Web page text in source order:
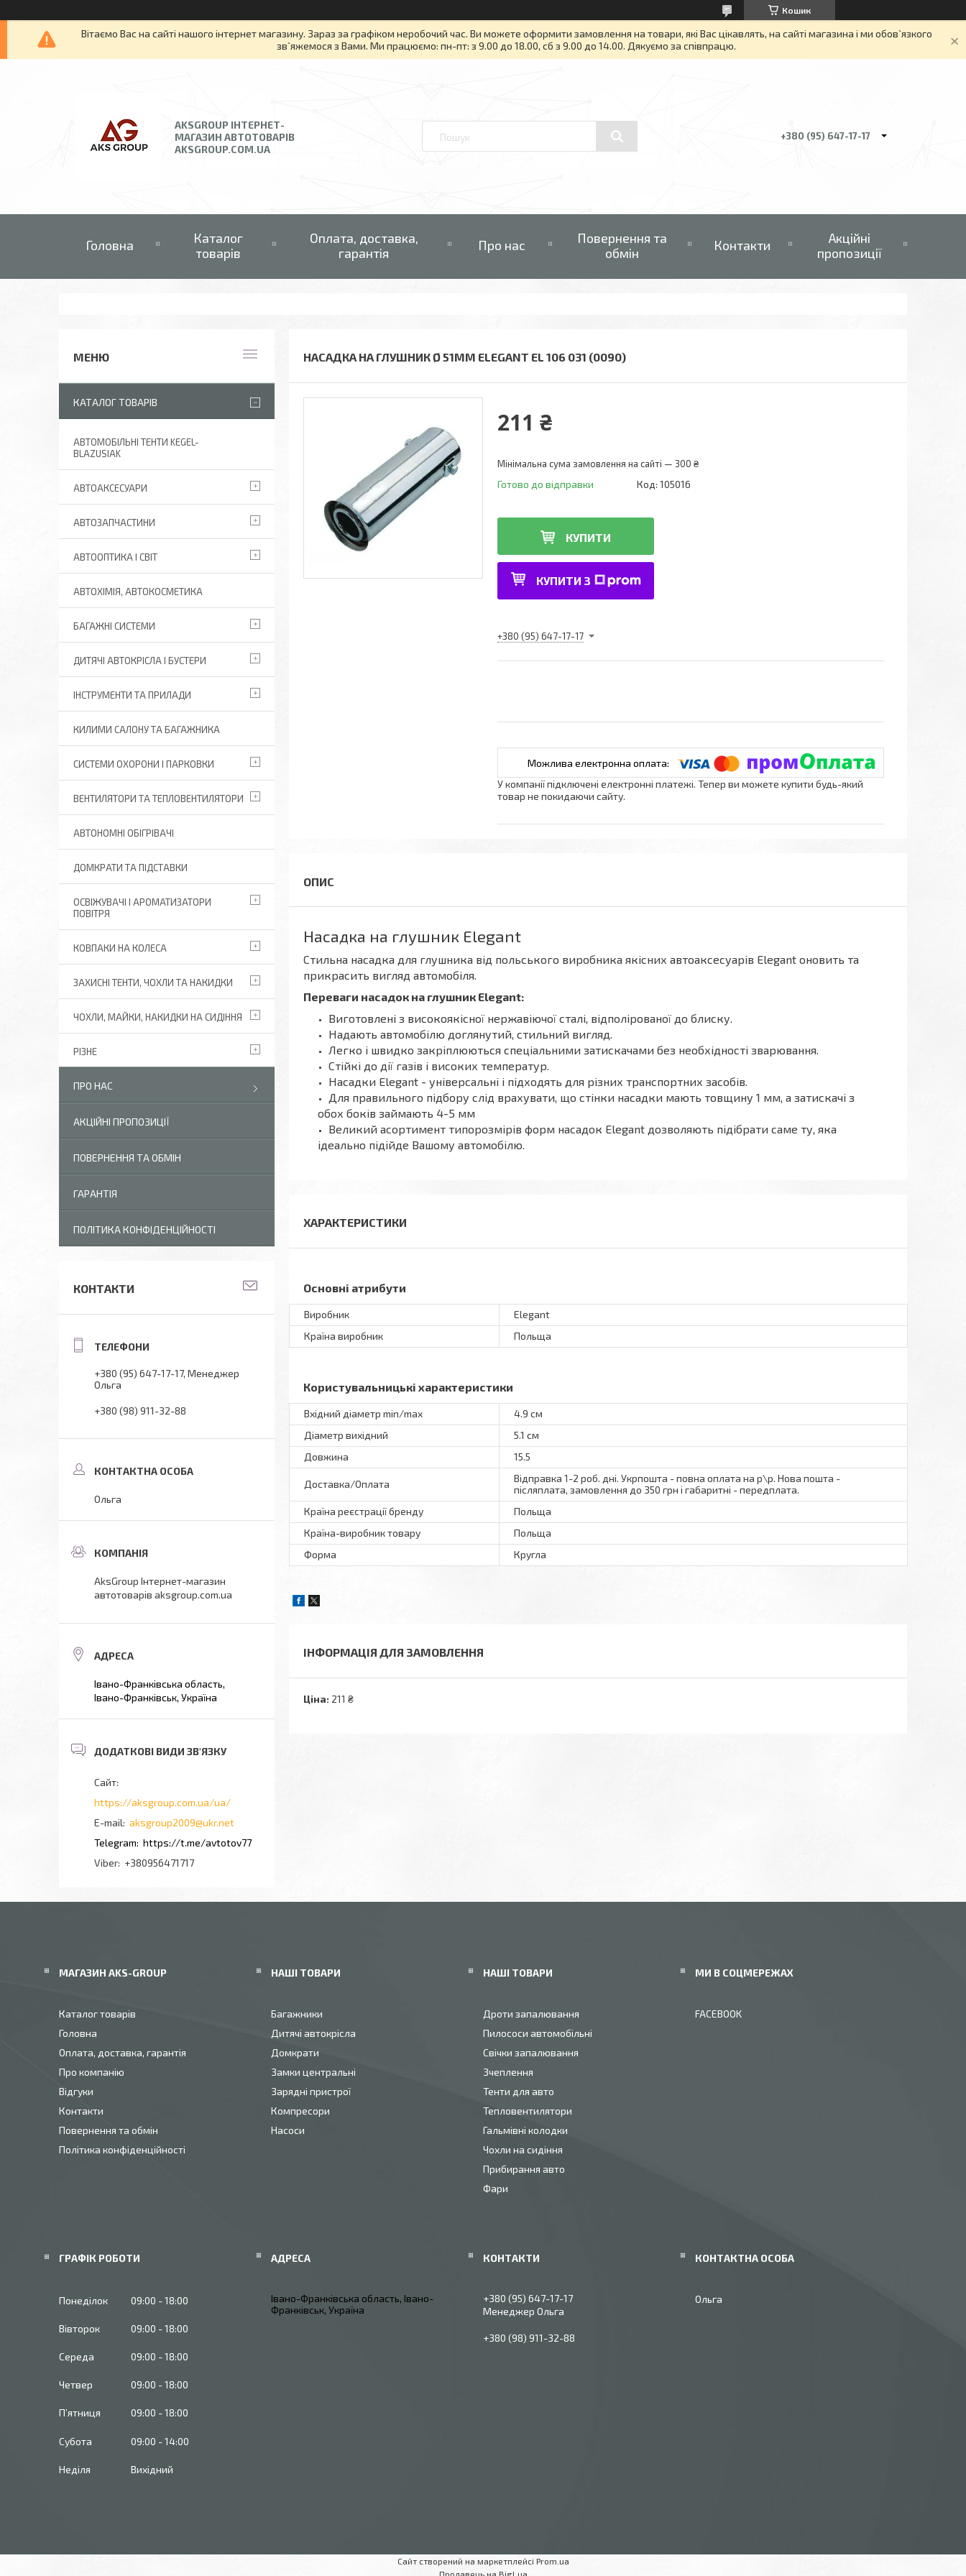
Кошик
Вітаємо Вас на сайті нашого інтернет магазину. Зараз за графіком неробочий час. Ви можете оформити замовлення на товари, які Вас цікавлять, на сайті магазина і ми обов`язкого
зв`яжемося з Вами. Ми працюємо: пн-пт: з 9.00 до 18.00, сб з 9.00 до 14.00. Дякуємо за співпрацю.
AKSGROUP ІНТЕРНЕТ-
МАГАЗИН АВТОТОВАРІВ
AKSGROUP.COM.UA
+380 (95) 647-17-17
Головна
Каталог
товарів
Оплата, доставка,
гарантія
Про нас
Повернення та
обмін
Контакти
Акційні
пропозиції
НАСАДКА НА ГЛУШНИК Ø 51ММ ELEGANT EL 106 031 (0090)
211 ₴
Мінімальна сума замовлення на сайті — 300 ₴
Готово до відправки Код: 105016
КУПИТИ
КУПИТИ З
+380 (95) 647-17-17
У компанії підключені електронні платежі. Тепер ви можете купити будь-який
товар не покидаючи сайту.
Насадка на глушник Elegant
Стильна насадка для глушника від польського виробника якісних автоаксесуарів Elegant оновить та
прикрасить вигляд автомобіля.
Переваги насадок на глушник Elegant:
Виготовлені з високоякісної нержавіючої сталі, відполірованої до блиску.
Надають автомобілю доглянутий, стильний вигляд.
Легко і швидко закріплюються спеціальними затискачами без необхідності зварювання.
Стійкі до дії газів і високих температур.
Насадки Elegant - універсальні і підходять для різних транспортних засобів.
Для правильного підбору слід врахувати, що стінки насадки мають товщину 1 мм, а затискачі з
обох боків займають 4-5 мм
Великий асортимент типорозмірів форм насадок Elegant дозволяють підібрати саме ту, яка
ідеально підійде Вашому автомобілю.
ХАРАКТЕРИСТИКИ
Основні атрибути
Виробник
Elegant
Країна виробник
Польща
Користувальницькі характеристики
Вхідний діаметр min/max
4.9 см
Діаметр вихідний
5.1 см
Довжина
15.5
Доставка/Оплата
Відправка 1-2 роб. дні. Укрпошта - повна оплата на р\р. Нова пошта -
післяплата, замовлення до 350 грн і габаритні - передплата.
Країна реєстрації бренду
Польща
Країна-виробник товару
Польща
Форма
Кругла
ІНФОРМАЦІЯ ДЛЯ ЗАМОВЛЕННЯ
Ціна: 211 ₴
КАТАЛОГ ТОВАРІВ
АВТОМОБІЛЬНІ ТЕНТИ KEGEL-
BLAZUSIAK
АВТОАКСЕСУАРИ
АВТОЗАПЧАСТИНИ
АВТООПТИКА І СВІТ
АВТОХІМІЯ, АВТОКОСМЕТИКА
БАГАЖНІ СИСТЕМИ
ДИТЯЧІ АВТОКРІСЛА І БУСТЕРИ
ІНСТРУМЕНТИ ТА ПРИЛАДИ
КИЛИМИ САЛОНУ ТА БАГАЖНИКА
СИСТЕМИ ОХОРОНИ І ПАРКОВКИ
ВЕНТИЛЯТОРИ ТА ТЕПЛОВЕНТИЛЯТОРИ
АВТОНОМНІ ОБІГРІВАЧІ
ДОМКРАТИ ТА ПІДСТАВКИ
ОСВІЖУВАЧІ І АРОМАТИЗАТОРИ
ПОВІТРЯ
КОВПАКИ НА КОЛЕСА
ЗАХИСНІ ТЕНТИ, ЧОХЛИ ТА НАКИДКИ
ЧОХЛИ, МАЙКИ, НАКИДКИ НА СИДІННЯ
РІЗНЕ
ПРО НАС
АКЦІЙНІ ПРОПОЗИЦІЇ
ПОВЕРНЕННЯ ТА ОБМІН
ГАРАНТІЯ
ПОЛІТИКА КОНФІДЕНЦІЙНОСТІ
КОНТАКТИ
+380 (95) 647-17-17 Менеджер
Ольга
+380 (98) 911-32-88
Ольга
AksGroup Інтернет-магазин
автотоварів aksgroup.com.ua
Івано-Франківська область,
Івано-Франківськ, Україна
https://aksgroup.com.ua/ua/
aksgroup2009@ukr.net
https://t.me/avtotov77
+380956471717
МАГАЗИН AKS-GROUP
Каталог товарів
Головна
Оплата, доставка, гарантія
Про компанію
Відгуки
Контакти
Повернення та обмін
Політика конфіденційності
НАШІ ТОВАРИ
Багажники
Дитячі автокрісла
Домкрати
Замки центральні
Зарядні пристрої
Компресори
Насоси
НАШІ ТОВАРИ
Дроти запалювання
Пилососи автомобільні
Свічки запалювання
Зчеплення
Тенти для авто
Тепловентилятори
Гальмівні колодки
Чохли на сидіння
Прибирання авто
Фари
МИ В СОЦМЕРЕЖАХ
FACEBOOK
ГРАФІК РОБОТИ
Понеділок 09:00 18:00
Вівторок 09:00 18:00
Середа 09:00 18:00
Четвер 09:00 18:00
Пʼятниця 09:00 18:00
Субота 09:00 14:00
Неділя Вихідний
Івано-Франківська область, Івано-
Франківськ, Україна
+380 (95) 647-17-17
Менеджер Ольга
+380 (98) 911-32-88
Ольга
Сайт створений на маркетплейсі Prom.ua
Продавець на Bigl.ua